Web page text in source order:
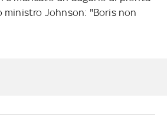
ministro Johnson: "Boris non